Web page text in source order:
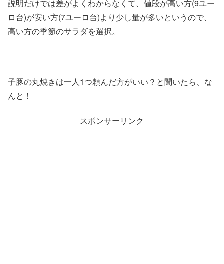
説明だけでは差がよくわからなくて、値段が高い方(9ユー
ロ台)が安い方(7ユーロ台)より少し量が多いというので、
高い方の季節のサラダを選択。
子豚の丸焼きは一人1つ頼んだ方がいい？と聞いたら、な
んと！
スポンサーリンク